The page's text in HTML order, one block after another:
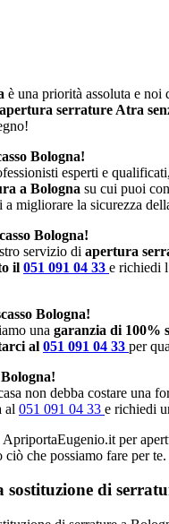
è una priorità assoluta e
apertura serrature Atra
Bologna!
esperti e
a Bologna su cui puoi
migliorare la sicurezza
Bologna!
servizio di apertura
il 051 091 04 33 e richiedi
Bologna!
una garanzia di 100%
al 051 091 04 33 per
non debba costare
al 051 091 04 33 e richiedi
per
ciò che possiamo fare per
di